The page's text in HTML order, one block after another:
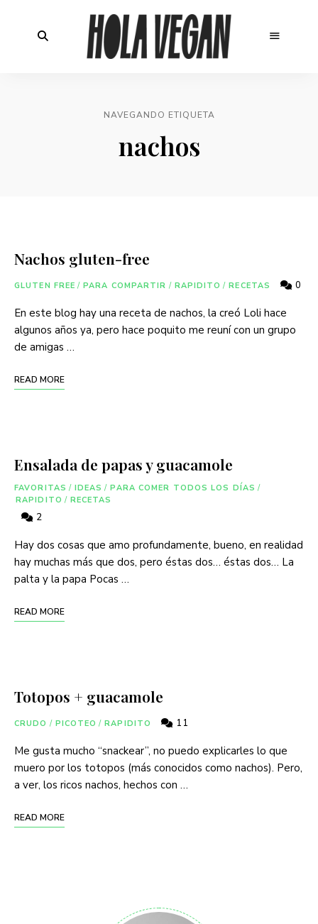
NAVEGANDO ETIQUETA
nachos
Nachos gluten-free
GLUTEN FREE / PARA COMPARTIR / RAPIDITO / RECETAS 0
En este blog hay una receta de nachos, la creó Loli hace
algunos años ya, pero hace poquito me reuní con un grupo
de amigas …
READ MORE
Ensalada de papas y guacamole
FAVORITAS / IDEAS / PARA COMER TODOS LOS DÍAS /
RAPIDITO / RECETAS
2
Hay dos cosas que amo profundamente, bueno, en realidad
hay muchas más que dos, pero éstas dos… éstas dos… La
palta y la papa Pocas …
READ MORE
Totopos + guacamole
CRUDO / PICOTEO / RAPIDITO 11
Me gusta mucho “snackear”, no puedo explicarles lo que
muero por los totopos (más conocidos como nachos). Pero,
a ver, los ricos nachos, hechos con …
READ MORE